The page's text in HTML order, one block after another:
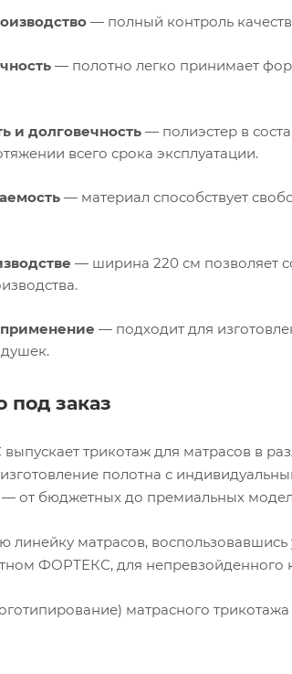
— полный контроль
— полотно легко принимает
и долговечность — полиэстер в
всего срока эксплуатации.
— материал способствует
— ширина 220 см позволяет
— подходит для
под заказ
трикотаж для матрасов в
полотна с
— от бюджетных до премиальных
линейку матрасов,
ФОРТЕКС, для непревзойденного
матрасного